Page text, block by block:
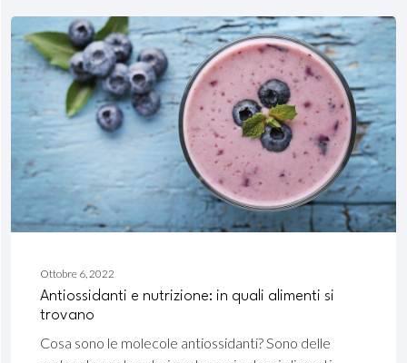
Ottobre 6, 2022
2024
Antiossidanti e nutrizione: in quali alimenti si
trovano
Cosa sono le molecole antiossidanti? Sono delle